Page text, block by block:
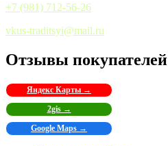
+7 (981) 712-56-26
vkus-traditsyi@mail.ru
Отзывы покупателей
Яндекс Карты →
2gis →
Google Maps →